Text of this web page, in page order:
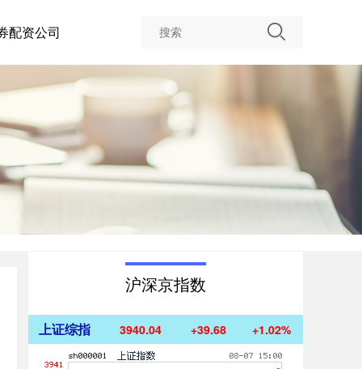
配资公司
沪深京指数
上证综指 3940.04 +39.68 +1.02%